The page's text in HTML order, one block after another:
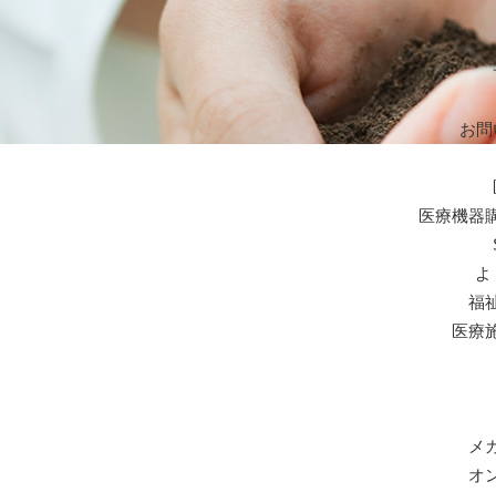
お
医療機器
福
医療
メ
オ